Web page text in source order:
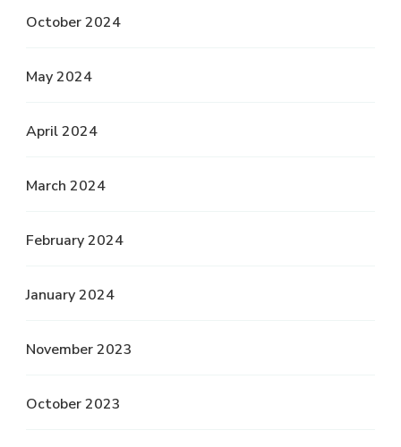
October 2024
May 2024
April 2024
March 2024
February 2024
January 2024
November 2023
October 2023